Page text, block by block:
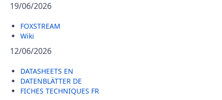
19/06/2026
FOXSTREAM
Wiki
12/06/2026
DATASHEETS EN
DATENBLÄTTER DE
FICHES TECHNIQUES FR